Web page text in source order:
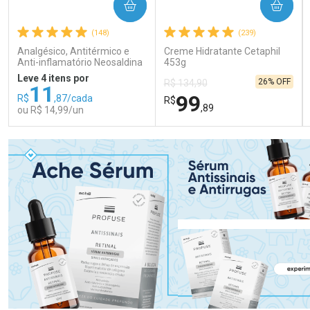
(148)
Analgésico, Antitérmico e
Anti-inflamatório Neosaldina
30mg + 300mg + 30mg 10
Drágeas
Leve 4 itens por
R$11 ,87/cada
ou R$ 14,99/un
COMPRAR
FECHAR
Laboratório
Ativar Desconto
FECHAR
Por Menos
(239)
Creme Hidratante Cetaphil
453g
R$ 134,90
R$99,89
26% OFF
COMPRAR
Laboratório
Ativar Desconto
Por Menos